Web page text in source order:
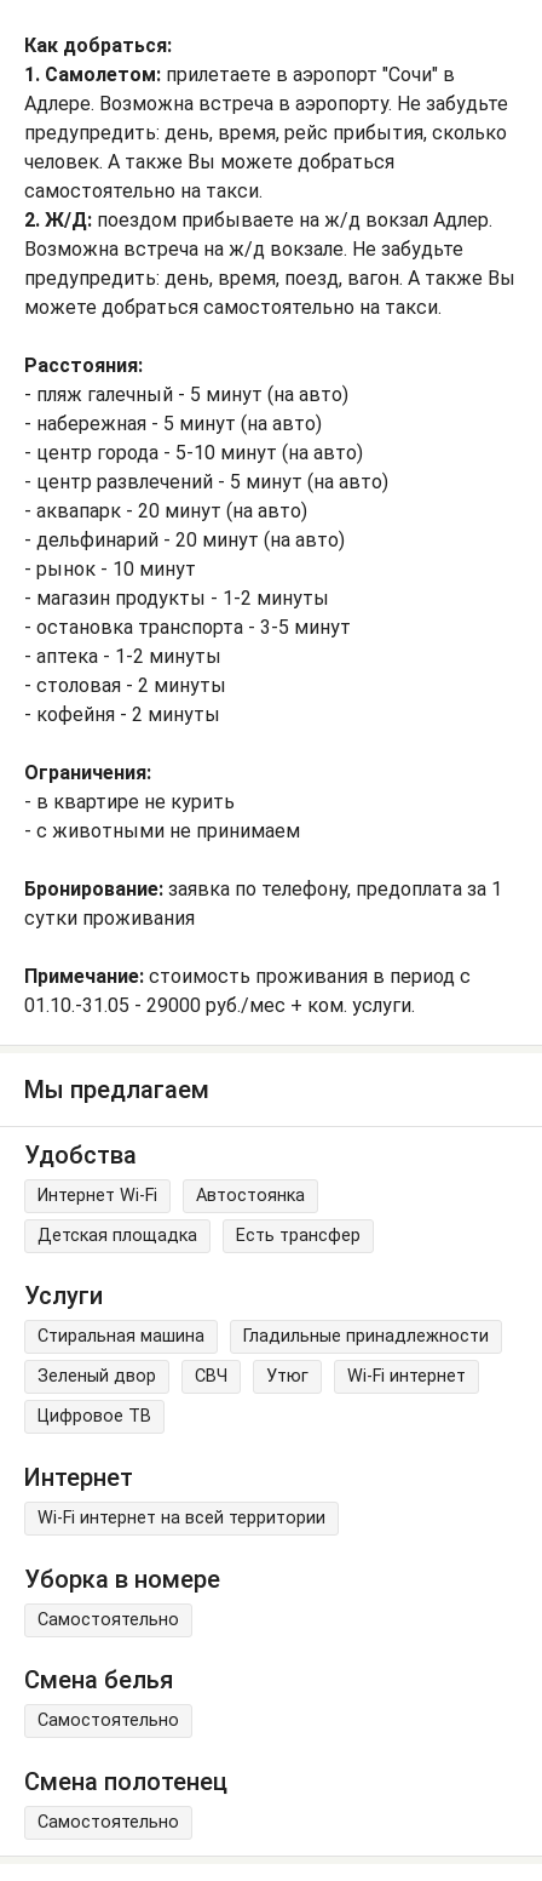
Как добраться:
1. Самолетом: прилетаете в аэропорт "Сочи" в
Адлере. Возможна встреча в аэропорту. Не забудьте
предупредить: день, время, рейс прибытия, сколько
человек. А также Вы можете добраться
самостоятельно на такси.
2. Ж/Д: поездом прибываете на ж/д вокзал Адлер.
Возможна встреча на ж/д вокзале. Не забудьте
предупредить: день, время, поезд, вагон. А также Вы
можете добраться самостоятельно на такси.
Расстояния:
- пляж галечный - 5 минут (на авто)
- набережная - 5 минут (на авто)
- центр города - 5-10 минут (на авто)
- центр развлечений - 5 минут (на авто)
- аквапарк - 20 минут (на авто)
- дельфинарий - 20 минут (на авто)
- рынок - 10 минут
- магазин продукты - 1-2 минуты
- остановка транспорта - 3-5 минут
- аптека - 1-2 минуты
- столовая - 2 минуты
- кофейня - 2 минуты
Ограничения:
- в квартире не курить
- с животными не принимаем
Бронирование: заявка по телефону, предоплата за 1
сутки проживания
Примечание: стоимость проживания в период с
01.10.-31.05 - 29000 руб./мес + ком. услуги.
Мы предлагаем
Удобства
Интернет Wi-Fi
Автостоянка
Детская площадка
Есть трансфер
Услуги
Стиральная машина
Гладильные принадлежности
Зеленый двор
СВЧ Утюг
Wi-Fi интернет
Цифровое ТВ
Интернет
Wi-Fi интернет на всей территории
Уборка в номере
Самостоятельно
Смена белья
Самостоятельно
Смена полотенец
Самостоятельно